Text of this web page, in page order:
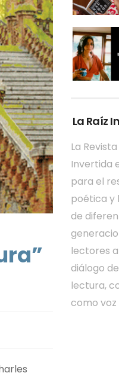
La Raíz
La
Invertida
para el
poética y
de
lectores
diálogo
lectura,
como